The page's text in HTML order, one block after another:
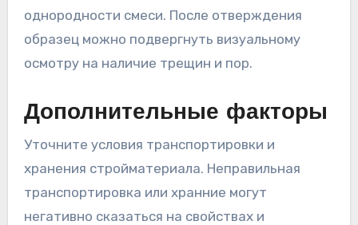
однородности смеси. После отверждения
образец можно подвергнуть визуальному
осмотру на наличие трещин и пор.
Дополнительные факторы
Уточните условия транспортировки и
хранения стройматериала. Неправильная
транспортировка или хранние могут
негативно сказаться на свойствах и